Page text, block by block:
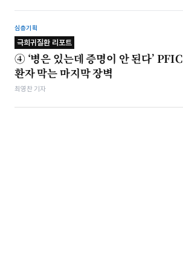
심층기획
극희귀질환 리포트
④ ‘병은 있는데 증명이 안 된다’ PFIC
환자 막는 마지막 장벽
최영찬 기자